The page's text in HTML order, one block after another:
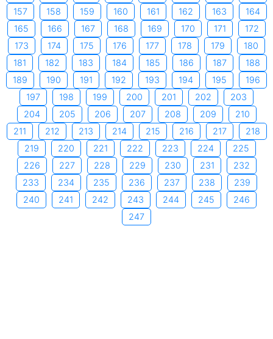
157
158 159 160 161 162 163
164
165
166 167 168 169 170 171
172
173
174 175 176 177 178 179
180
181
182 183 184 185 186 187
188
189
190 191 192 193 194 195
196
197
198 199 200 201 202
203
204
205 206 207 208 209
210
211
212 213 214 215 216 217
218
219
220 221 222 223 224
225
226
227 228 229 230 231
232
233
234 235 236 237 238
239
240
241 242 243 244 245
246
247